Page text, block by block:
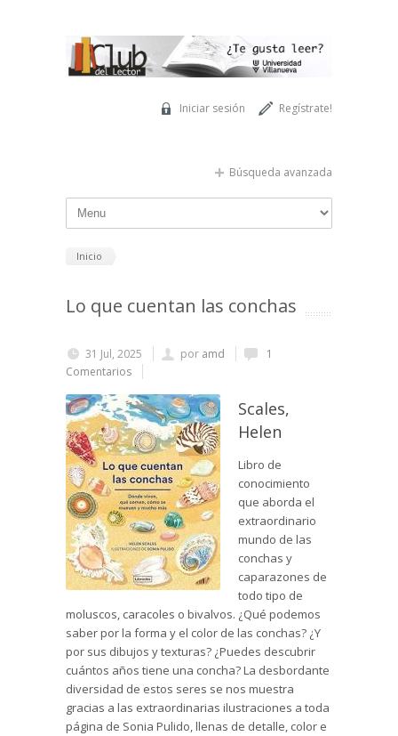
Regístrate!
Iniciar sesión
Búsqueda avanzada
Inicio
Lo que cuentan las conchas
31 Jul, 2025 por amd
1
Comentarios
Scales,
Helen
Libro de
conocimiento
que aborda el
extraordinario
mundo de las
conchas y
caparazones de
todo tipo de
moluscos, caracoles o bivalvos. ¿Qué podemos
saber por la forma y el color de las conchas? ¿Y
por sus dibujos y texturas? ¿Puedes descubrir
cuántos años tiene una concha? La desbordante
diversidad de estos seres se nos muestra
gracias a las extraordinarias ilustraciones a toda
página de Sonia Pulido, llenas de detalle, color e